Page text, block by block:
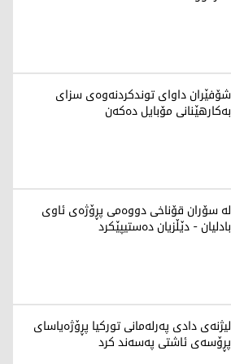
شۆفێران داوای توندکردنەوەی سزای
بەکارهێنانی مۆبایل دەکەن
لە سۆران قۆناخی دووەمی پڕۆژەی ئاوی
بادلیان - دێڵزیان دەستیپێکرد
لیژنەی دادی پەرلەمانی توركیا پڕۆژەیاسای
پڕۆسەی ئاشتی پەسەند كرد